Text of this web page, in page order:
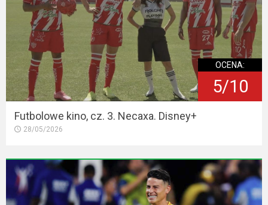
OCENA:
5/10
Futbolowe kino, cz. 3. Necaxa. Disney+
28/05/2026